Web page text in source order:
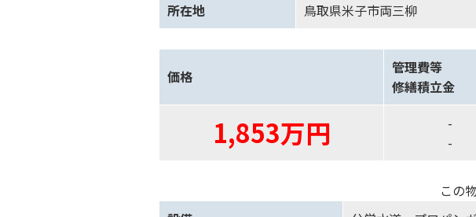
所在地
鳥取県米子市両三柳
価格
管理費等
修繕積立金
1,853万円
-
-
この